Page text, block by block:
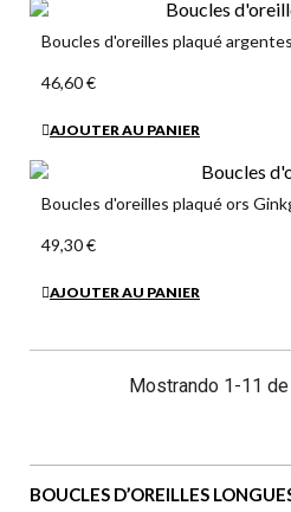
Boucles d'oreilles plaqué
46,60 €
AJOUTER AU PANIER
Boucles d'oreilles plaqué ors
49,30 €
AJOUTER AU PANIER
Mostrando 1-11
BOUCLES D’OREILLES